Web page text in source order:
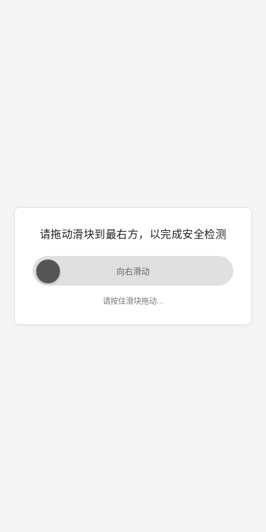
请拖动滑块到最右方，以完成安全检测
向右滑动
请按住滑块拖动...